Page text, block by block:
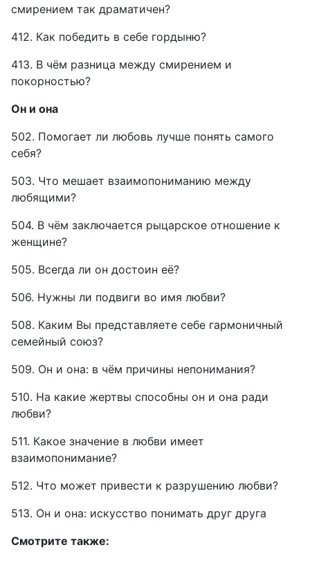
смирением так драматичен?
412. Как победить в себе гордыню?
413. В чём разница между смирением и
покорностью?
Он и она
502. Помогает ли любовь лучше понять самого
себя?
503. Что мешает взаимопониманию между
любящими?
504. В чём заключается рыцарское отношение к
женщине?
505. Всегда ли он достоин её?
506. Нужны ли подвиги во имя любви?
508. Каким Вы представляете себе гармоничный
семейный союз?
509. Он и она: в чём причины непонимания?
510. На какие жертвы способны он и она ради
любви?
511. Какое значение в любви имеет
взаимопонимание?
512. Что может привести к разрушению любви?
513. Он и она: искусство понимать друг друга
Смотрите также: